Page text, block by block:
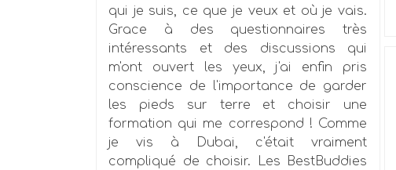
qui je suis, ce que je veux et où je vais.
Grace à des questionnaires très
intéressants et des discussions qui
m'ont ouvert les yeux, j'ai enfin pris
conscience de l'importance de garder
les pieds sur terre et choisir une
formation qui me correspond ! Comme
je vis à Dubai, c'était vraiment
compliqué de choisir. Les BestBuddies